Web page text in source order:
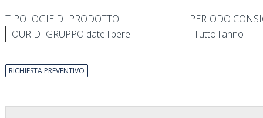
TIPOLOGIE DI PRODOTTO PERIODO
TOUR DI GRUPPO date libere Tutto l'anno
RICHIESTA PREVENTIVO